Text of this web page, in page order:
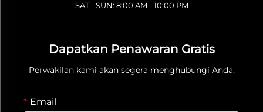
SAT - SUN: 8:00 AM - 10:00 PM
Dapatkan Penawaran Gratis
Perwakilan kami akan segera menghubungi Anda.
Email